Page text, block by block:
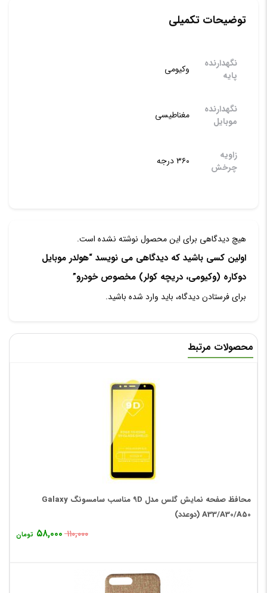
توضیحات تکمیلی
نگهدارنده
پایه
وکیومی
نگهدارنده
موبایل
مغناطیسی
زاویه
چرخش
۳۶۰ درجه
هیچ دیدگاهی برای این محصول نوشته نشده است.
اولین کسی باشید که دیدگاهی می نویسد “هولدر موبایل
دوکاره (وکیومی، دریچه کولر) مخصوص خودرو”
برای فرستادن دیدگاه، باید وارد شده باشید.
محصولات مرتبط
محافظ صفحه نمایش گلس مدل 9D مناسب سامسونگ Galaxy
A33/A30/A50 (دوعدد)
۱۱۰,۰۰۰ ۵۸,۰۰۰ تومان